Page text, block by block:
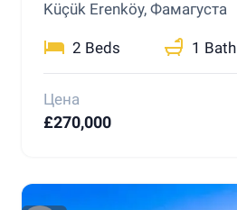
Küçük Erenköy, Фамагуста
2 Beds 1 Bath
Цена
£270,000